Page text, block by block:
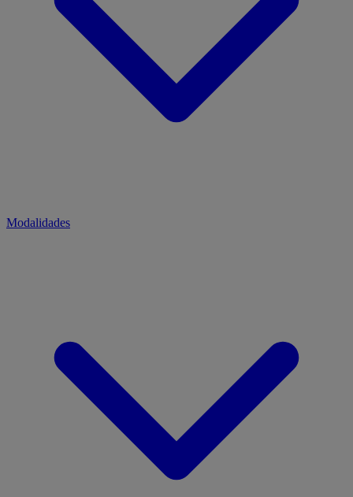
Modalidades